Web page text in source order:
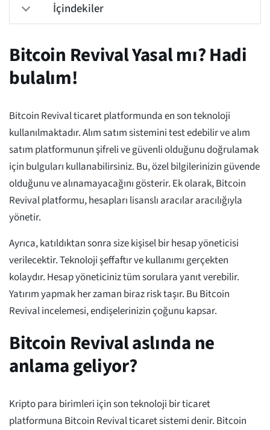
İçindekiler
Bitcoin Revival Yasal mı? Hadi
bulalım!
Bitcoin Revival ticaret platformunda en son teknoloji
kullanılmaktadır. Alım satım sistemini test edebilir ve alım
satım platformunun şifreli ve güvenli olduğunu doğrulamak
için bulguları kullanabilirsiniz. Bu, özel bilgilerinizin güvende
olduğunu ve alınamayacağını gösterir. Ek olarak, Bitcoin
Revival platformu, hesapları lisanslı aracılar aracılığıyla
yönetir.
Ayrıca, katıldıktan sonra size kişisel bir hesap yöneticisi
verilecektir. Teknoloji şeffaftır ve kullanımı gerçekten
kolaydır. Hesap yöneticiniz tüm sorulara yanıt verebilir.
Yatırım yapmak her zaman biraz risk taşır. Bu Bitcoin
Revival incelemesi, endişelerinizin çoğunu kapsar.
Bitcoin Revival aslında ne
anlama geliyor?
Kripto para birimleri için son teknoloji bir ticaret
platformuna Bitcoin Revival ticaret sistemi denir. Bitcoin